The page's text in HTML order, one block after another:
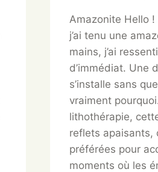
Amazonite Hello
j’ai tenu une
mains, j’ai
d’immédiat. Une
s’installe sans
vraiment
lithothérapie,
reflets apaisants,
préférées pour
moments où les